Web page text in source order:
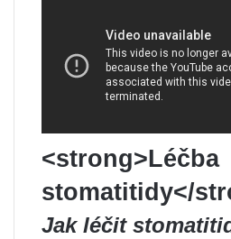
<strong>Léčba
stomatitidy</
Jak léčit